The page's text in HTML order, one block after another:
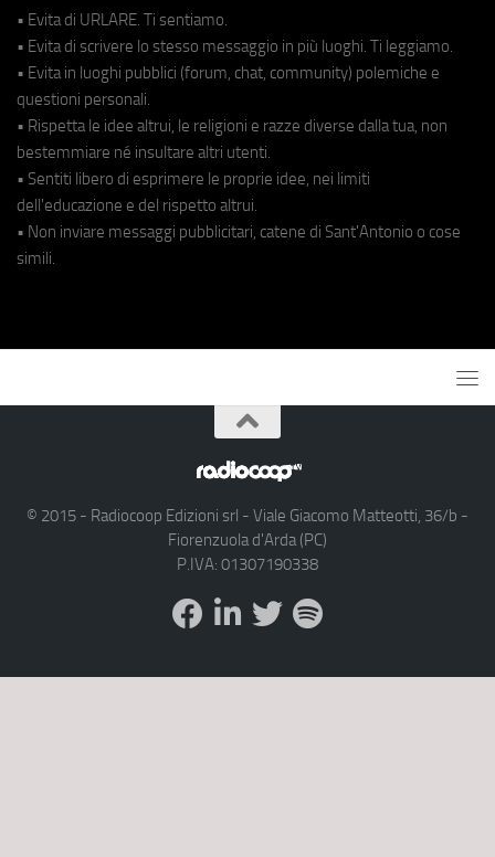
• Evita di URLARE. Ti sentiamo.
• Evita di scrivere lo stesso messaggio in più luoghi. Ti leggiamo.
• Evita in luoghi pubblici (forum, chat, community) polemiche e
questioni personali.
• Rispetta le idee altrui, le religioni e razze diverse dalla tua, non
bestemmiare né insultare altri utenti.
• Sentiti libero di esprimere le proprie idee, nei limiti
dell'educazione e del rispetto altrui.
• Non inviare messaggi pubblicitari, catene di Sant'Antonio o cose
simili.
© 2015 - Radiocoop Edizioni srl - Viale Giacomo Matteotti, 36/b -
Fiorenzuola d'Arda (PC)
P.IVA: 01307190338